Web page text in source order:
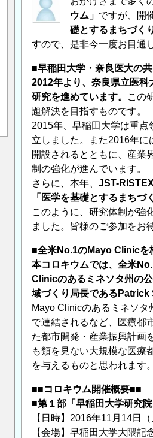
工
順、
法
に
つ
い
の
ウム」 ですが、開
礎とするまちづく
すので、是非今一度お目通
■早稲田大学・奈良医大の
2012年より、奈良県立医
研究を進めています。
この
題解決を目指すものです。
2015年、早稲田大学は重
立しました。また2016年
開設されるとともに、産業
制の強化が進んでいます。
さらに、本年、 JST-
「医学を基礎とするまちづ
このように、研究体制が強
ました。皆様のご参加をお
■全米No.1のMayo Clinicを
本コロキウムでは、全米
Clinicのあるミネソタ州の
域づくり局長であるPatrick
Mayo Clinicのあるミネソ
で連結されるなど、医療都
た都市開発・産業振興計画
も類を見ない大規模な医療
を与えるものと思われます。
■■コロキウム開催概要■■
■第１部「早稲田大学研究
【日時】2016年11月14日
【会場】早稲田大学大隈